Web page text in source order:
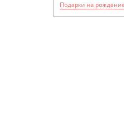
Подарки на рождение